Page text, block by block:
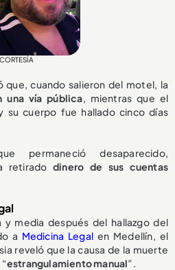
que, cuando salieron del motel, la
una vía pública, mientras que el
su cuerpo fue hallado cinco días
permaneció desaparecido,
retirado dinero de sus cuentas
y media después del hallazgo del
a Medicina Legal en Medellín, el
reveló que la causa de la muerte
estrangulamiento manual”.